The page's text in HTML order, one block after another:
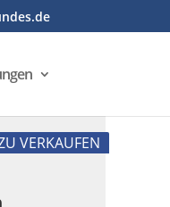
VERKAUFEN